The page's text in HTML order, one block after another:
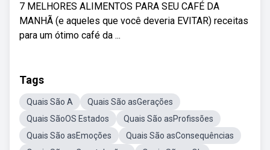
7 MELHORES ALIMENTOS PARA SEU CAFÉ DA
MANHÃ (e aqueles que você deveria EVITAR) receitas
para um ótimo café da ...
Tags
Quais São A
Quais São asGerações
Quais SãoOS Estados
Quais São asProfissões
Quais São asEmoções
Quais São asConsequências